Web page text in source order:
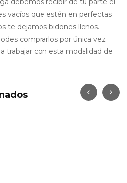
debemos recibir de tu parte el
vacíos que estén en perfectas
te dejamos bidones llenos.
comprarlos por única vez
trabajar con esta modalidad de